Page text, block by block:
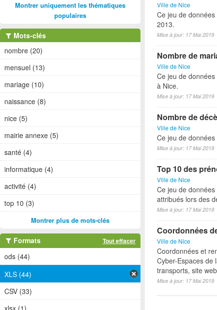
Ville de Nice
Ce jeu de
2013.
Mise à jour: 17 Mai 2019
Nombre de
Ville de Nice
Ce jeu de
à Nice.
Mise à jour: 17 Mai 2019
Nombre de
Ville de Nice
Ce jeu de
Mise à jour: 17 Mai 2019
Top 10 des
Ville de Nice
Ce jeu de
attribués lors des
Mise à jour: 17 Mai 2019
Coordonnées
Ville de Nice
Coordonnées et
Cyber-Espaces de
transports, site
Mise à jour: 17 Mai 2019
Montrer uniquement les thématiques
populaires
Mots-clés
nombre (20)
mensuel (13)
mariage (10)
naissance (8)
nice (5)
mairie annexe (5)
santé (4)
informatique (4)
activité (4)
top 10 (3)
Montrer plus de mots-clés
Formats Tout effacer
ods (44)
XLS (44)
CSV (33)